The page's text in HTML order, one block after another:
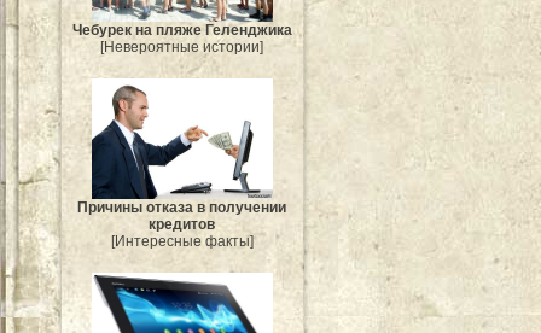
Чебурек на пляже Геленджика
[Невероятные истории]
Причины отказа в получении
кредитов
[Интересные факты]